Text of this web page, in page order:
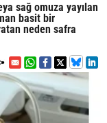
sağ omuza yayılan
basit bir
neden safra